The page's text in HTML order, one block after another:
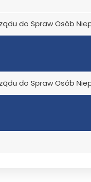
do Spraw Osób
do Spraw Osób